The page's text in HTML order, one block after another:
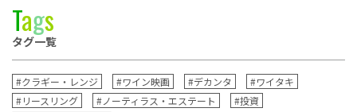
Tags
タグ一覧
#クラギー・レンジ #ワイン映画 #デカンタ
#ワイタキ
#リースリング
#ノーティラス・エステート
#投資